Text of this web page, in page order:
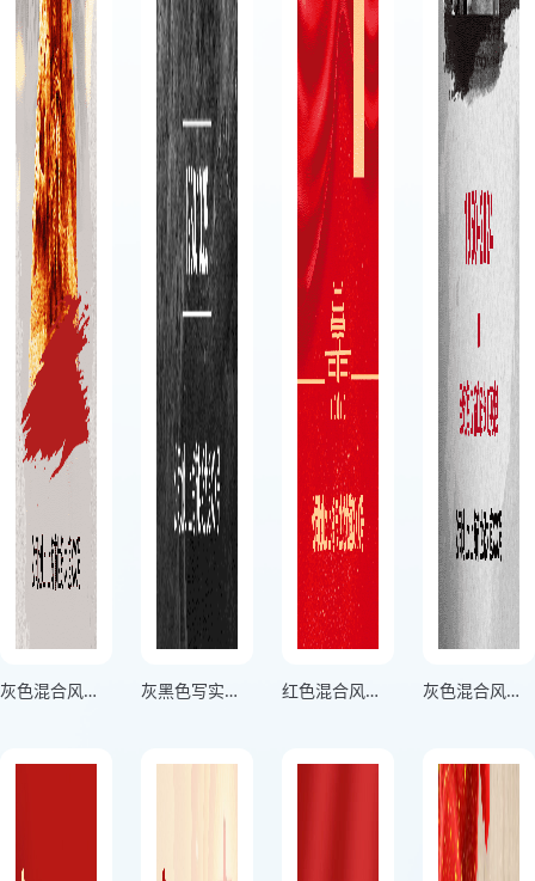
灰色混合风格抗美援朝铭记历史竖版抗美援朝纪念日海报 灰黑色写实风格抗美援朝勿忘历史吾辈自强正方形抗美援朝纪念日海报 红色混合风格铭记历史致敬英雄竖版抗美援朝纪念日海报 灰色混合风格缅怀先烈吾辈自强竖版抗美援朝纪念日海报